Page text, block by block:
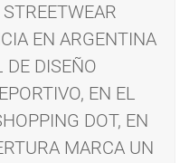
EN ARGENTINA
DE DISEÑO
EN EL
DOT, EN
MARCA UN